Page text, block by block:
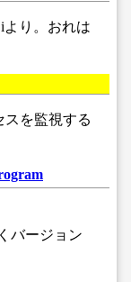
より。おれは
スを監視する
バージョン